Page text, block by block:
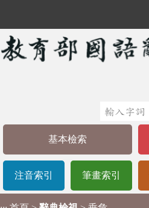
基本檢索
注音索引 筆畫索引